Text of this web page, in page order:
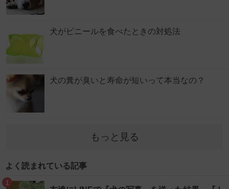
犬がビニールを食べたときの対処法
犬の糞が臭いと寿命が短いって本当なの？
もっと見る
よく読まれている記事
1